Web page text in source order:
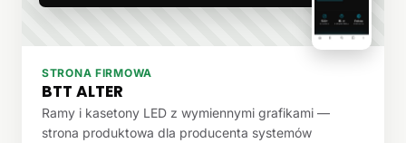
STRONA FIRMOWA
BTT ALTER
Ramy i kasetony LED z wymiennymi grafikami —
strona produktowa dla producenta systemów